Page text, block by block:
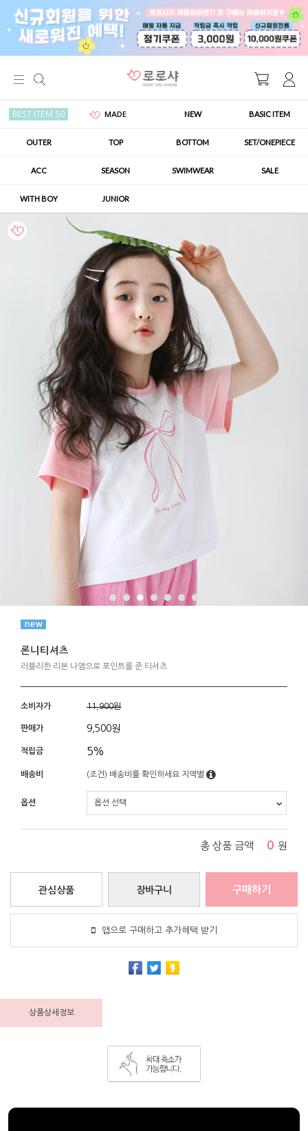
BEST ITEM 50 MADE NEW BASIC ITEM
OUTER TOP BOTTOM SET/ONEPIECE
ACC SEASON SWIMWEAR SALE
WITH BOY JUNIOR
론니티셔츠
러블리한 리본 나염으로 포인트를 준 티셔츠
소비자가 11,900원
판매가 9,500원
적립금 5%
배송비 (조건) 배송비를 확인하세요 지역별
옵션
총 상품 금액 0 원
장바구니
관심상품 구매하기
앱으로 구매하고 추가혜택 받기
상품상세정보